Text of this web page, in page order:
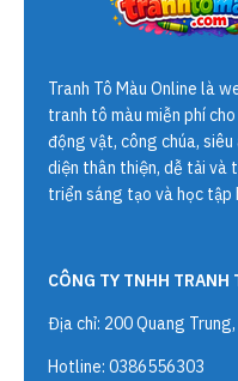
Tranh Tô Màu Online là
tranh tô màu miễn phí
động vật, công chúa,
diện thân thiện, dễ tải và
triển sáng tạo và học tập
CÔNG TY TNHH TRANH
Địa chỉ: 200 Quang Trung,
Hotline: 0386556303